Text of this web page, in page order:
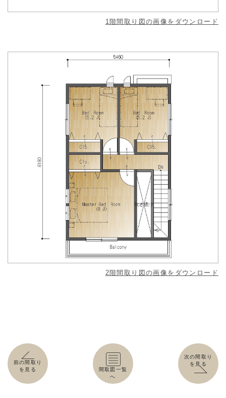
1階間取り図の画像をダウンロード
2階間取り図の画像をダウンロード
前の間取り
を見る
間取図一覧
へ
次の間取り
を見る